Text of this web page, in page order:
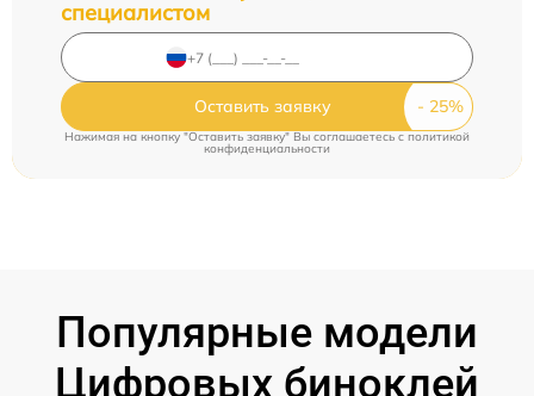
специалистом
Оставить заявку
Нажимая на кнопку "Оставить заявку" Вы соглашаетесь cполитикой
конфиденциальности
Популярные модели
Цифровых биноклей